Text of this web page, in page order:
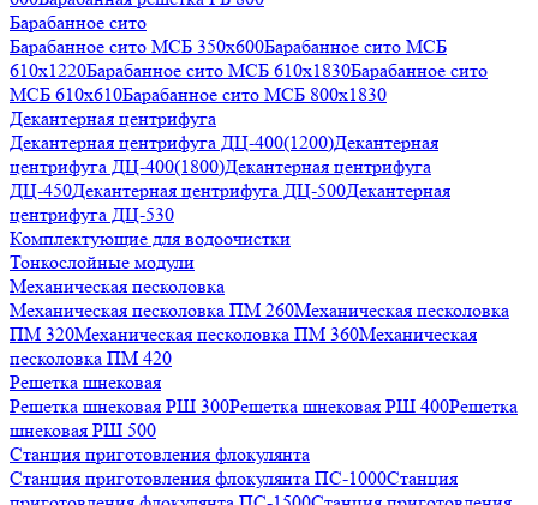
Барабанное сито
Барабанное сито МСБ 350x600Барабанное сито МСБ
610x1220Барабанное сито МСБ 610x1830Барабанное сито
МСБ 610x610Барабанное сито МСБ 800x1830
Декантерная центрифуга
Декантерная центрифуга ДЦ-400(1200)Декантерная
центрифуга ДЦ-400(1800)Декантерная центрифуга
ДЦ-450Декантерная центрифуга ДЦ-500Декантерная
центрифуга ДЦ-530
Комплектующие для водоочистки
Тонкослойные модули
Механическая песколовка
Механическая песколовка ПM 260Механическая песколовка
ПM 320Механическая песколовка ПM 360Механическая
песколовка ПM 420
Решетка шнековая
Решетка шнековая РШ 300Решетка шнековая РШ 400Решетка
шнековая РШ 500
Станция приготовления флокулянта
Станция приготовления флокулянта ПС-1000Станция